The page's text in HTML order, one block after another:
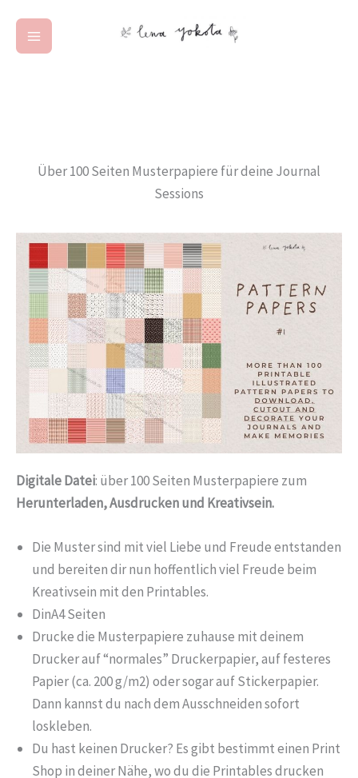
Inhalt
springen
Über 100 Seiten Musterpapiere für deine Journal
Sessions
Digitale Datei: über 100 Seiten Musterpapiere zum
Herunterladen, Ausdrucken und Kreativsein.
Die Muster sind mit viel Liebe und Freude entstanden
und bereiten dir nun hoffentlich viel Freude beim
Kreativsein mit den Printables.
DinA4 Seiten
Drucke die Musterpapiere zuhause mit deinem
Drucker auf “normales” Druckerpapier, auf festeres
Papier (ca. 200 g/m2) oder sogar auf Stickerpapier.
Dann kannst du nach dem Ausschneiden sofort
loskleben.
Du hast keinen Drucker? Es gibt bestimmt einen Print
Shop in deiner Nähe, wo du die Printables drucken